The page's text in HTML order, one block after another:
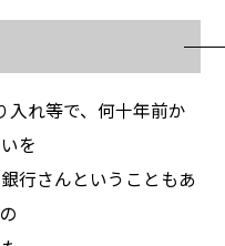
入れ等で、何十年前か
を
行さんということもあ